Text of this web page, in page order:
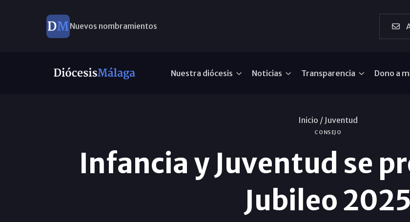
Nuevos nombramientos
Nuestra diócesis Noticias Transparencia Dono a
Inicio / Juventud
CONSEJO
Infancia y Juventud se
Jubileo 2025